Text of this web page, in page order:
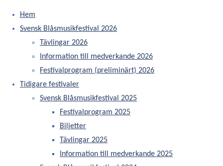
Hem
Svensk Blåsmusikfestival 2026
Tävlingar 2026
Information till medverkande 2026
Festivalprogram (preliminärt) 2026
Tidigare festivaler
Svensk Blåsmusikfestival 2025
Festivalprogram 2025
Biljetter
Tävlingar 2025
Information till medverkande 2025